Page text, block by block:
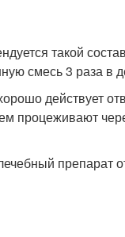
такой
смесь 3 раза в
действует
процеживают
препарат